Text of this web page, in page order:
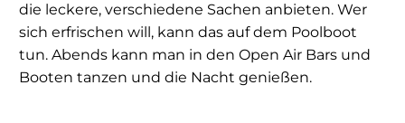
die leckere, verschiedene Sachen anbieten. Wer
sich erfrischen will, kann das auf dem Poolboot
tun. Abends kann man in den Open Air Bars und
Booten tanzen und die Nacht genießen.